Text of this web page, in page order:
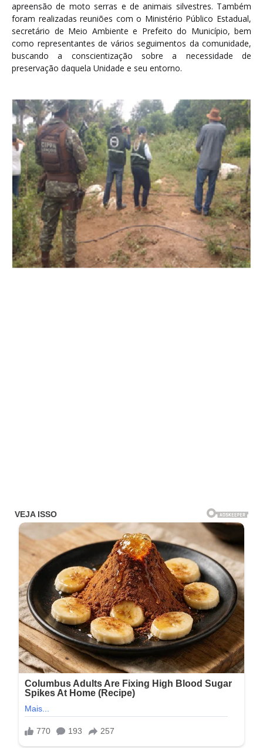
apreensão de moto serras e de animais silvestres. Também
foram realizadas reuniões com o Ministério Público Estadual,
secretário de Meio Ambiente e Prefeito do Município, bem
como representantes de vários seguimentos da comunidade,
buscando a conscientização sobre a necessidade de
preservação daquela Unidade e seu entorno.